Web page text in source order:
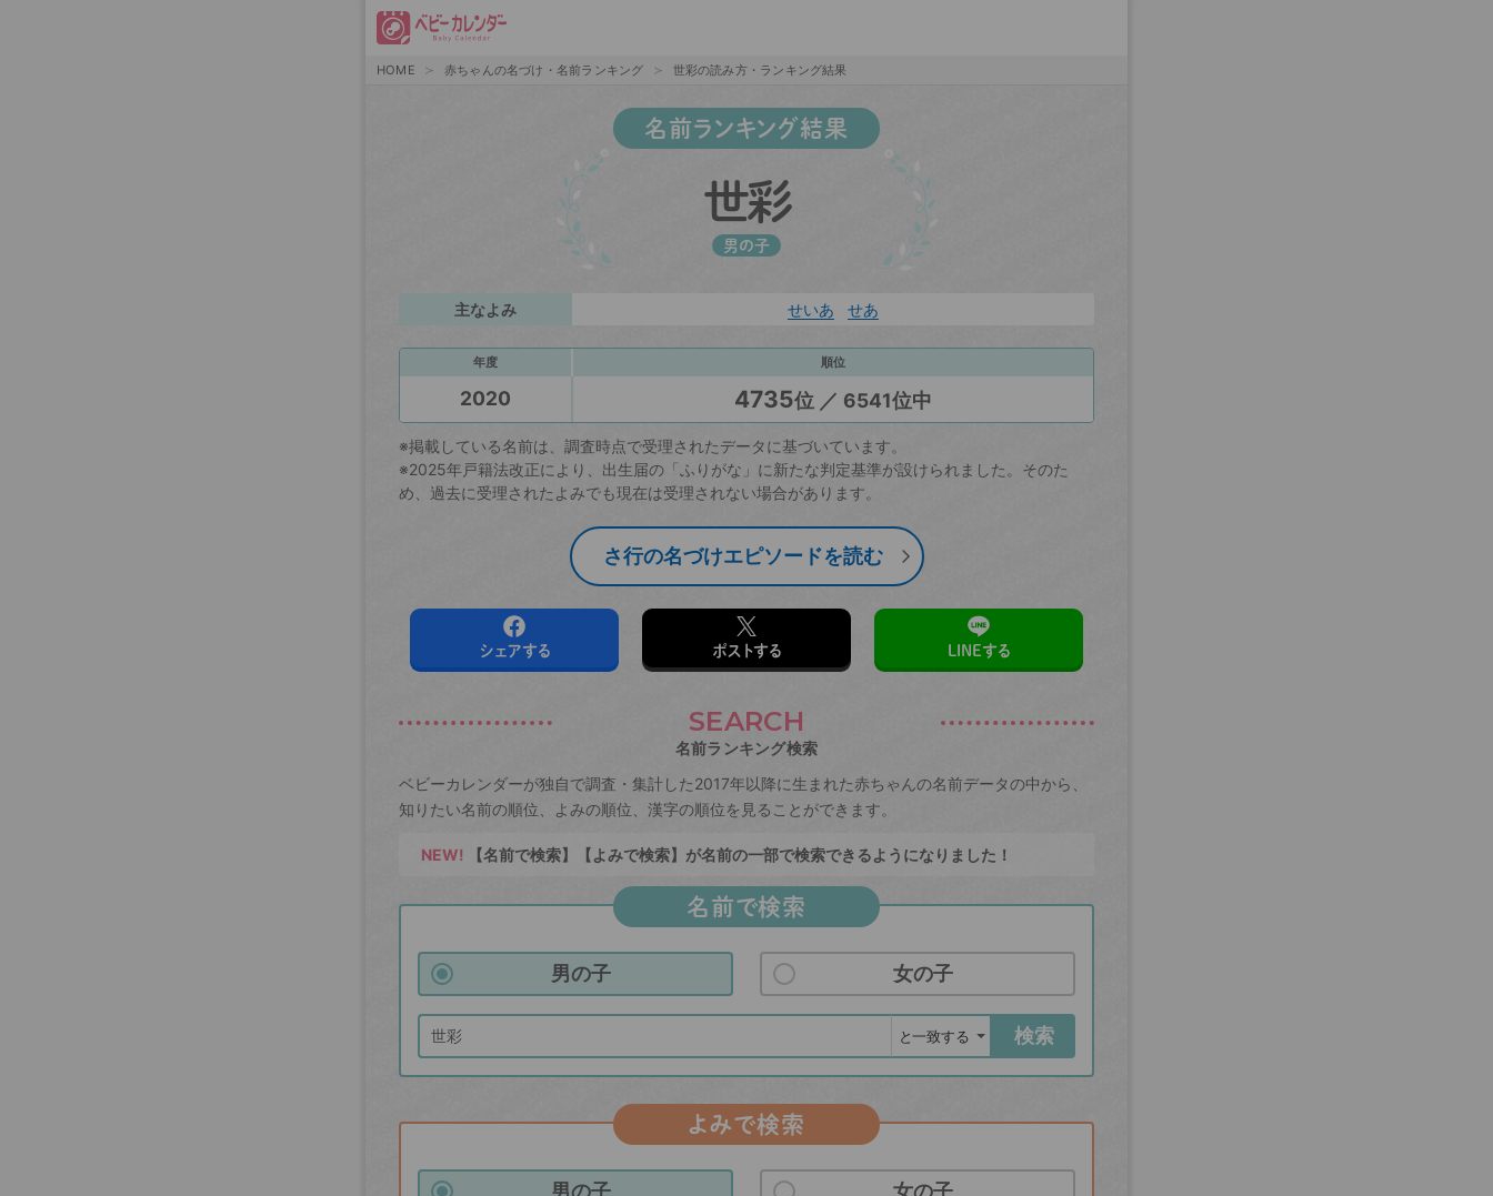
HOME 赤ちゃんの名づけ・名前ランキング 世彩の読み方・ランキング結果
名前ランキング結果
世彩
男の子
主なよみ せいあ せあ
年度 順位
2020 4735位 ／ 6541位中
※掲載している名前は、調査時点で受理されたデータに基づいています。
※2025年戸籍法改正により、出生届の「ふりがな」に新たな判定基準が設けられました。そのた
め、過去に受理されたよみでも現在は受理されない場合があります。
さ行の名づけエピソードを読む
シェアする ポストする LINEする
SEARCH
名前ランキング検索
ベビーカレンダーが独自で調査・集計した2017年以降に生まれた赤ちゃんの名前データの中から、
知りたい名前の順位、よみの順位、漢字の順位を見ることができます。
NEW! 【名前で検索】【よみで検索】が名前の一部で検索できるようになりました！
名前で検索
男の子 女の子
検索
よみで検索
男の子 女の子